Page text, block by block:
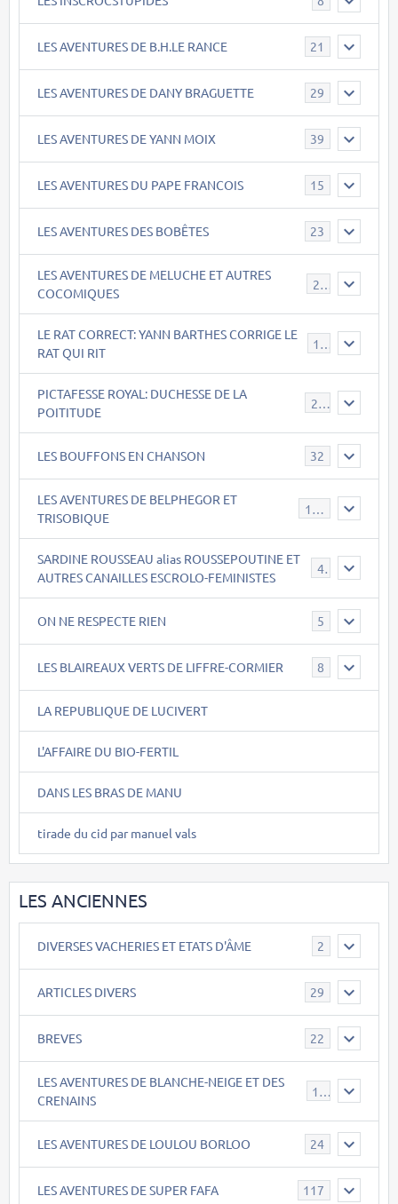
LES AVENTURES DE B.H.LE RANCE 21
LES AVENTURES DE DANY BRAGUETTE 29
LES AVENTURES DE YANN MOIX 39
LES AVENTURES DU PAPE FRANCOIS 15
LES AVENTURES DES BOBÊTES 23
LES AVENTURES DE MELUCHE ET AUTRES
COCOMIQUES
22
LE RAT CORRECT: YANN BARTHES CORRIGE LE
RAT QUI RIT
15
PICTAFESSE ROYAL: DUCHESSE DE LA
POITITUDE
23
LES BOUFFONS EN CHANSON 32
LES AVENTURES DE BELPHEGOR ET
TRISOBIQUE
147
SARDINE ROUSSEAU alias ROUSSEPOUTINE ET
AUTRES CANAILLES ESCROLO-FEMINISTES
40
ON NE RESPECTE RIEN 5
LES BLAIREAUX VERTS DE LIFFRE-CORMIER 8
LA REPUBLIQUE DE LUCIVERT
L'AFFAIRE DU BIO-FERTIL
DANS LES BRAS DE MANU
tirade du cid par manuel vals
LES ANCIENNES
DIVERSES VACHERIES ET ETATS D'ÂME 2
ARTICLES DIVERS 29
BREVES 22
LES AVENTURES DE BLANCHE-NEIGE ET DES
CRENAINS
17
LES AVENTURES DE LOULOU BORLOO 24
LES AVENTURES DE SUPER FAFA 117